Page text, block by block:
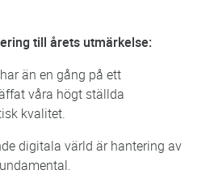
till årets utmärkelse:
än en gång på ett
våra högt ställda
kvalitet.
digitala värld är hantering av